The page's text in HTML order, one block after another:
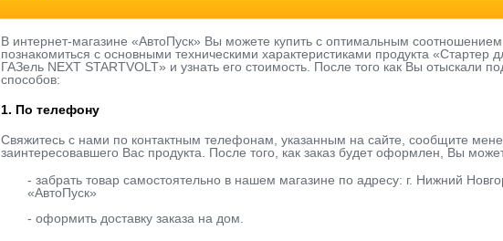
В интернет-магазине «АвтоПуск» Вы можете купить с оптимальным
познакомиться с основными техническими характеристиками продукта
ГАЗель NEXT STARTVOLT» и узнать его стоимость. После того как Вы отыскали
способов:
1. По телефону
Свяжитесь с нами по контактным телефонам, указанным на сайте, сообщите
заинтересовавшего Вас продукта. После того, как заказ будет оформлен, Вы
- забрать товар самостоятельно в нашем магазине по адресу: г. Нижний
«АвтоПуск»
- оформить доставку заказа на дом.